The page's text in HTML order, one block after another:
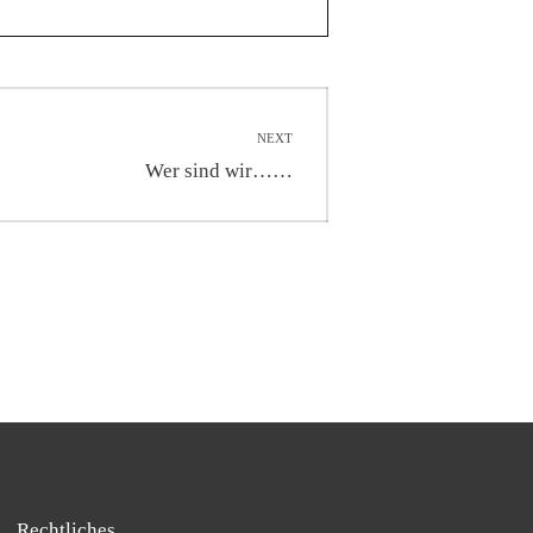
NEXT
Next
Wer sind wir……